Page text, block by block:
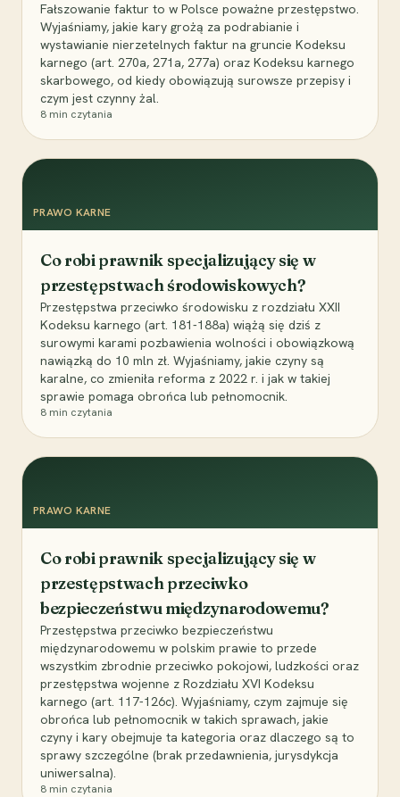
Fałszowanie faktur to w Polsce poważne przestępstwo.
Wyjaśniamy, jakie kary grożą za podrabianie i
wystawianie nierzetelnych faktur na gruncie Kodeksu
karnego (art. 270a, 271a, 277a) oraz Kodeksu karnego
skarbowego, od kiedy obowiązują surowsze przepisy i
czym jest czynny żal.
8 min czytania
PRAWO KARNE
Co robi prawnik specjalizujący się w
przestępstwach środowiskowych?
Przestępstwa przeciwko środowisku z rozdziału XXII
Kodeksu karnego (art. 181-188a) wiążą się dziś z
surowymi karami pozbawienia wolności i obowiązkową
nawiązką do 10 mln zł. Wyjaśniamy, jakie czyny są
karalne, co zmieniła reforma z 2022 r. i jak w takiej
sprawie pomaga obrońca lub pełnomocnik.
8 min czytania
PRAWO KARNE
Co robi prawnik specjalizujący się w
przestępstwach przeciwko
bezpieczeństwu międzynarodowemu?
Przestępstwa przeciwko bezpieczeństwu
międzynarodowemu w polskim prawie to przede
wszystkim zbrodnie przeciwko pokojowi, ludzkości oraz
przestępstwa wojenne z Rozdziału XVI Kodeksu
karnego (art. 117-126c). Wyjaśniamy, czym zajmuje się
obrońca lub pełnomocnik w takich sprawach, jakie
czyny i kary obejmuje ta kategoria oraz dlaczego są to
sprawy szczególne (brak przedawnienia, jurysdykcja
uniwersalna).
8 min czytania